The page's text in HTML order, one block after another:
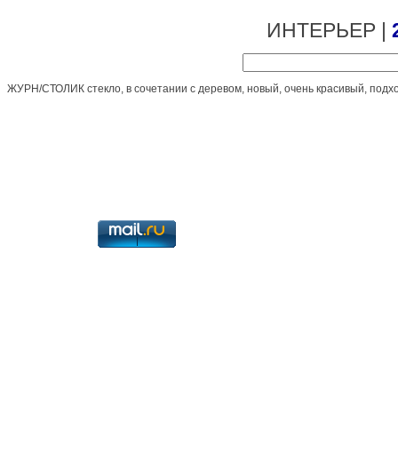
ИНТЕРЬЕР |
ЖУРН/СТОЛИК стекло, в сочетании с деревом, новый, очень красивый,